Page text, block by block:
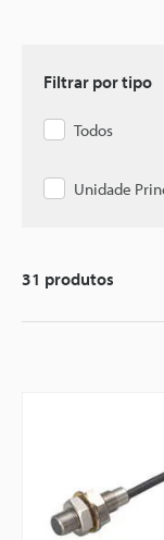
Filtrar por tipo
Todos
Unidade
31 produtos